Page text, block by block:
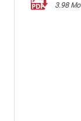
3.98 Mo